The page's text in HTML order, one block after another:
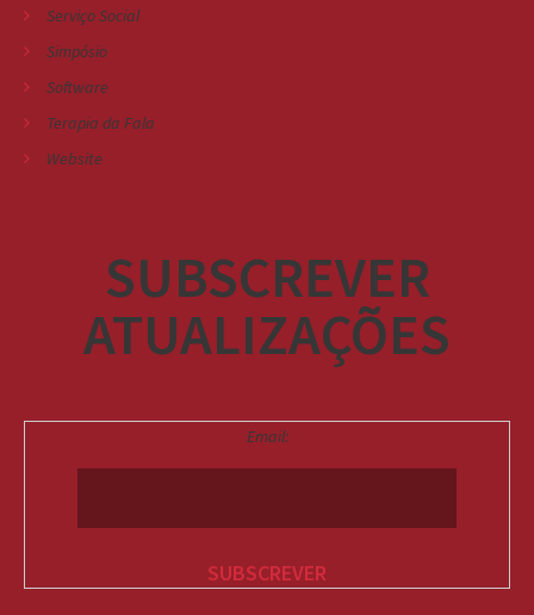
Serviço Social
Simpósio
Software
Terapia da Fala
Website
SUBSCREVER
ATUALIZAÇÕES
Email: